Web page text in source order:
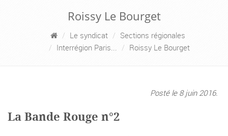
Roissy Le Bourget
Le syndicat
Sections régionales
Interrégion Paris...
Roissy Le Bourget
Posté le 8 juin 2016.
La Bande Rouge n°2